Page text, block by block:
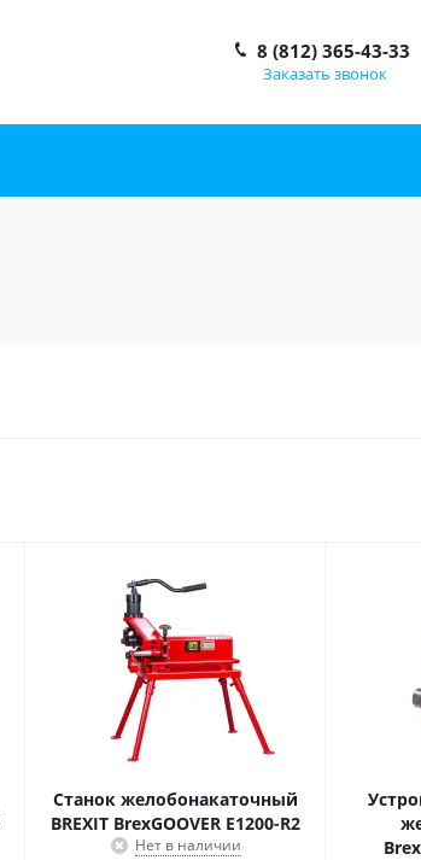
8 (812) 365-43-33
Заказать звонок
Станок желобонакаточный
BREXIT BrexGOOVER E1200-R2
Нет в наличии